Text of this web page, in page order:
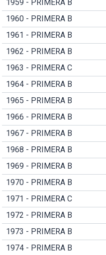
1959 - PRIMERA B
1960 - PRIMERA B
1961 - PRIMERA B
1962 - PRIMERA B
1963 - PRIMERA C
1964 - PRIMERA B
1965 - PRIMERA B
1966 - PRIMERA B
1967 - PRIMERA B
1968 - PRIMERA B
1969 - PRIMERA B
1970 - PRIMERA B
1971 - PRIMERA C
1972 - PRIMERA B
1973 - PRIMERA B
1974 - PRIMERA B